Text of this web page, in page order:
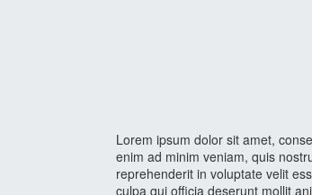
Lorem ipsum dolor sit amet,
enim ad minim veniam, quis
reprehenderit in voluptate velit
culpa qui officia deserunt mollit